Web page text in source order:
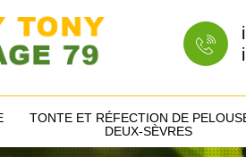
TONTE ET RÉFECTION DE
DEUX-SÈVRES